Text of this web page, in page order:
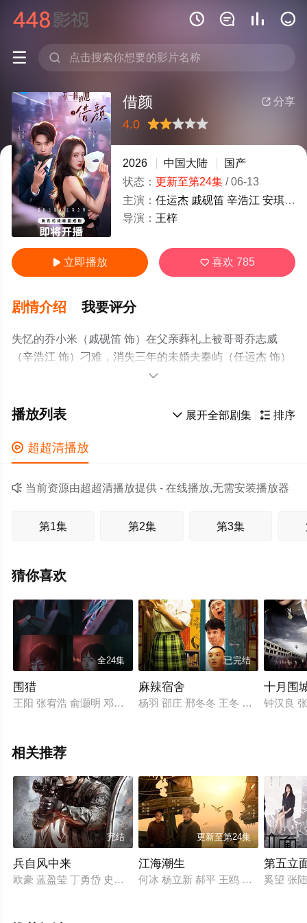
   
 
 分享
借颜
4.0
很差较差
还行推荐力荐
2026 中国大陆
国产
状态： 更新至第24集/06-13
主演： 任运杰 戚砚笛 辛浩江 安琪儿
导演： 王梓
 立即播放 喜欢 785
剧情介绍 我要评分
失忆的乔小米（戚砚笛 饰）在父亲葬礼上被哥哥乔志威
（辛浩江 饰）刁难，消失三年的未婚夫秦屿（任运杰 饰）
突然现身解围。在秦屿的帮助下，小米的记忆指向一场致
浮出水面，这段谎言中的爱情面临抉择。

 排序
 展开全部剧集
播放列表
 超超清播放
 当前资源由超超清播放提供 - 在线播放,无需安装播放器
第1集 第2集 第3集
猜你喜欢
全24集
围猎
王阳 张宥浩 俞灏明 邓恩熙 李诚儒 许绍雄 杨皓宇 余皑磊 郝平
已完结
麻辣宿舍
杨羽 邵庄 邢冬冬 王冬 大牛 安宁 汪
十月围
钟汉良
相关推荐
完结
兵自风中来
欧豪 蓝盈莹 丁勇岱 史兰芽 刘奕君 阮巨 李幼斌 侯勇 于景骁 王
更新至第24集
江海潮生
何冰 杨立新 郝平 王鸥 海一天 黑子
第五立
奚望 张